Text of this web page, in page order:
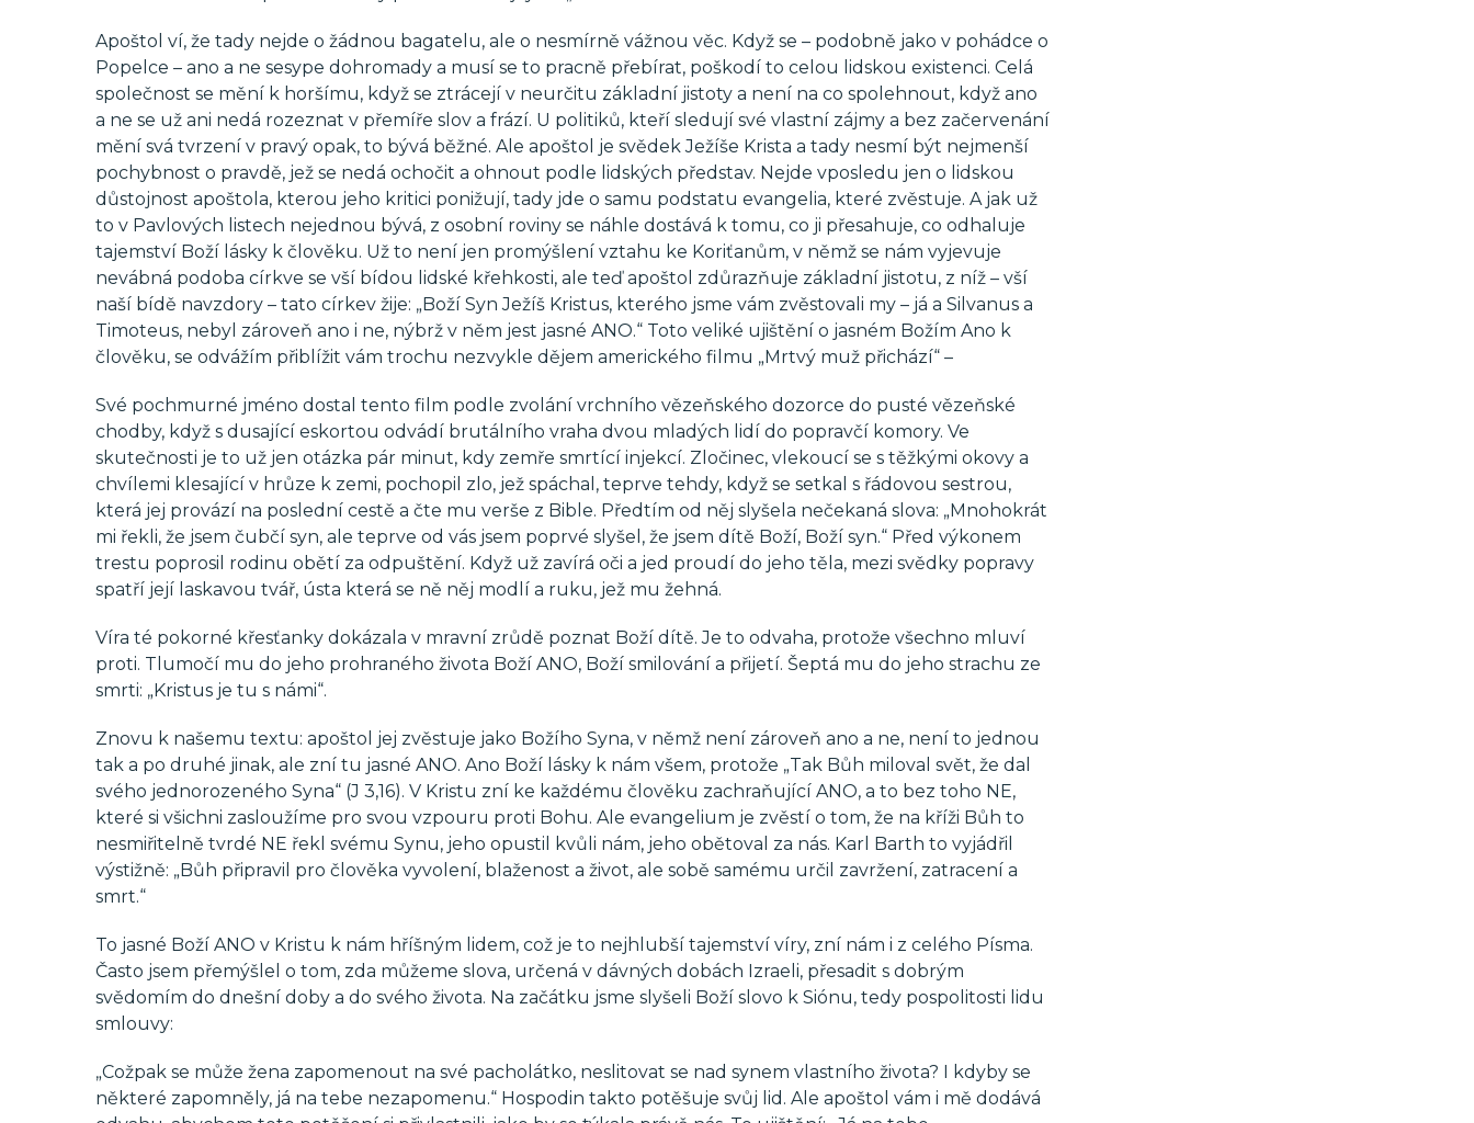
Apoštol ví, že tady nejde o žádnou bagatelu, ale o nesmírně vážnou věc. Když se – podobně jako v pohádce o
Popelce – ano a ne sesype dohromady a musí se to pracně přebírat, poškodí to celou lidskou existenci. Celá
společnost se mění k horšímu, když se ztrácejí v neurčitu základní jistoty a není na co spolehnout, když ano
a ne se už ani nedá rozeznat v přemíře slov a frází. U politiků, kteří sledují své vlastní zájmy a bez začervenání
mění svá tvrzení v pravý opak, to bývá běžné. Ale apoštol je svědek Ježíše Krista a tady nesmí být nejmenší
pochybnost o pravdě, jež se nedá ochočit a ohnout podle lidských představ. Nejde vposledu jen o lidskou
důstojnost apoštola, kterou jeho kritici ponižují, tady jde o samu podstatu evangelia, které zvěstuje. A jak už
to v Pavlových listech nejednou bývá, z osobní roviny se náhle dostává k tomu, co ji přesahuje, co odhaluje
tajemství Boží lásky k člověku. Už to není jen promýšlení vztahu ke Koriťanům, v němž se nám vyjevuje
nevábná podoba církve se vší bídou lidské křehkosti, ale teď apoštol zdůrazňuje základní jistotu, z níž – vší
naší bídě navzdory – tato církev žije: „Boží Syn Ježíš Kristus, kterého jsme vám zvěstovali my – já a Silvanus a
Timoteus, nebyl zároveň ano i ne, nýbrž v něm jest jasné ANO.“ Toto veliké ujištění o jasném Božím Ano k
člověku, se odvážím přiblížit vám trochu nezvykle dějem amerického filmu „Mrtvý muž přichází“ –
Své pochmurné jméno dostal tento film podle zvolání vrchního vězeňského dozorce do pusté vězeňské
chodby, když s dusající eskortou odvádí brutálního vraha dvou mladých lidí do popravčí komory. Ve
skutečnosti je to už jen otázka pár minut, kdy zemře smrtící injekcí. Zločinec, vlekoucí se s těžkými okovy a
chvílemi klesající v hrůze k zemi, pochopil zlo, jež spáchal, teprve tehdy, když se setkal s řádovou sestrou,
která jej provází na poslední cestě a čte mu verše z Bible. Předtím od něj slyšela nečekaná slova: „Mnohokrát
mi řekli, že jsem čubčí syn, ale teprve od vás jsem poprvé slyšel, že jsem dítě Boží, Boží syn.“ Před výkonem
trestu poprosil rodinu obětí za odpuštění. Když už zavírá oči a jed proudí do jeho těla, mezi svědky popravy
spatří její laskavou tvář, ústa která se ně něj modlí a ruku, jež mu žehná.
Víra té pokorné křesťanky dokázala v mravní zrůdě poznat Boží dítě. Je to odvaha, protože všechno mluví
proti. Tlumočí mu do jeho prohraného života Boží ANO, Boží smilování a přijetí. Šeptá mu do jeho strachu ze
smrti: „Kristus je tu s námi“.
Znovu k našemu textu: apoštol jej zvěstuje jako Božího Syna, v němž není zároveň ano a ne, není to jednou
tak a po druhé jinak, ale zní tu jasné ANO. Ano Boží lásky k nám všem, protože „Tak Bůh miloval svět, že dal
svého jednorozeného Syna“ (J 3,16). V Kristu zní ke každému člověku zachraňující ANO, a to bez toho NE,
které si všichni zasloužíme pro svou vzpouru proti Bohu. Ale evangelium je zvěstí o tom, že na kříži Bůh to
nesmiřitelně tvrdé NE řekl svému Synu, jeho opustil kvůli nám, jeho obětoval za nás. Karl Barth to vyjádřil
výstižně: „Bůh připravil pro člověka vyvolení, blaženost a život, ale sobě samému určil zavržení, zatracení a
smrt.“
To jasné Boží ANO v Kristu k nám hříšným lidem, což je to nejhlubší tajemství víry, zní nám i z celého Písma.
Často jsem přemýšlel o tom, zda můžeme slova, určená v dávných dobách Izraeli, přesadit s dobrým
svědomím do dnešní doby a do svého života. Na začátku jsme slyšeli Boží slovo k Siónu, tedy pospolitosti lidu
smlouvy:
„Cožpak se může žena zapomenout na své pacholátko, neslitovat se nad synem vlastního života? I kdyby se
některé zapomněly, já na tebe nezapomenu.“ Hospodin takto potěšuje svůj lid. Ale apoštol vám i mě dodává